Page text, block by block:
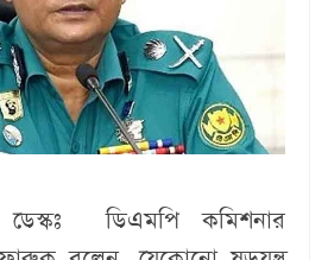
ডিএমপি কমিশনার